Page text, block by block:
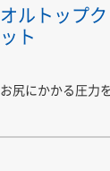
オルトップ
ット
お尻にかかる圧力